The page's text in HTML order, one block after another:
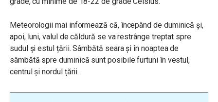
Meteorologii mai informează că, începând de duminică și,
apoi, luni, valul de căldură se va restrânge treptat spre
sudul și estul țării.Sâmbătă seara și în noaptea de
sâmbătă spre duminică sunt posibile furtuni în vestul,
centrul și nordul țării.